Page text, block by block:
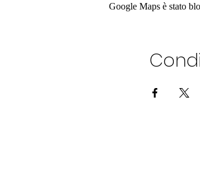
Google Maps è stato